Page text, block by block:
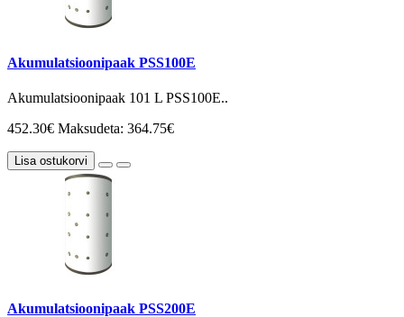
Akumulatsioonipaak PSS100E
Akumulatsioonipaak 101 L PSS100E..
452.30€ Maksudeta: 364.75€
Lisa ostukorvi
Akumulatsioonipaak PSS200E